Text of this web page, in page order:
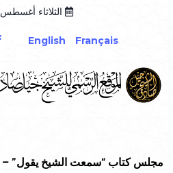
الثلاثاء أغسطس 4, 2026
Français
English
مجلس كتاب “سمعت الشيخ يقول” – 111